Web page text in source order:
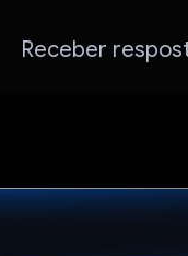
Receber